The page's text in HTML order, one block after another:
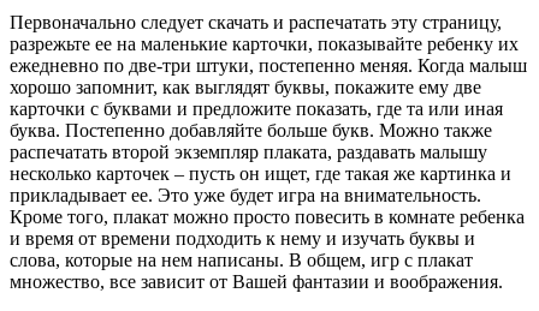
Первоначально следует скачать и распечатать эту страницу,
разрежьте ее на маленькие карточки, показывайте ребенку их
ежедневно по две-три штуки, постепенно меняя. Когда малыш
хорошо запомнит, как выглядят буквы, покажите ему две
карточки с буквами и предложите показать, где та или иная
буква. Постепенно добавляйте больше букв. Можно также
распечатать второй экземпляр плаката, раздавать малышу
несколько карточек – пусть он ищет, где такая же картинка и
прикладывает ее. Это уже будет игра на внимательность.
Кроме того, плакат можно просто повесить в комнате ребенка
и время от времени подходить к нему и изучать буквы и
слова, которые на нем написаны. В общем, игр с плакат
множество, все зависит от Вашей фантазии и воображения.